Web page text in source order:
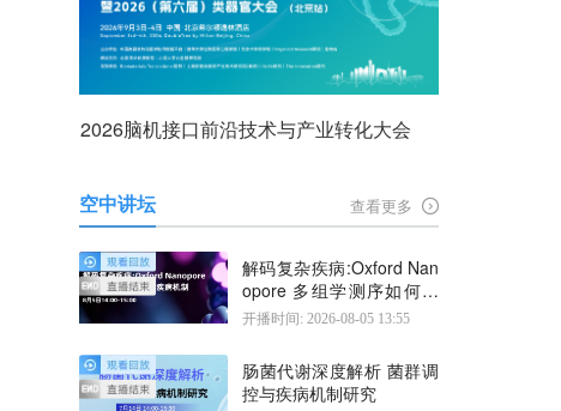
2026脑机接口前沿技术与产业转化大会
空中讲坛 查看更多
解码复杂疾病:Oxford Nan
opore 多组学测序如何揭
示疾病机制
开播时间: 2026-08-05 13:55
肠菌代谢深度解析 菌群调
控与疾病机制研究